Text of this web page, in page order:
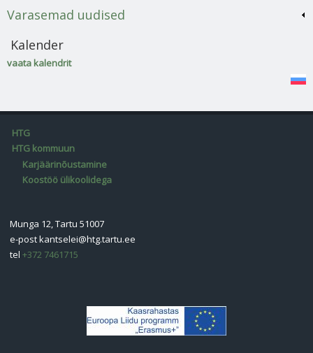
Varasemad uudised
Kalender
vaata kalendrit
HTG
HTG kommuun
Karjäärinõustamine
Koostöö ülikoolidega
Munga 12, Tartu 51007
e-postkantselei@htg.tartu.ee
tel+372 7461715